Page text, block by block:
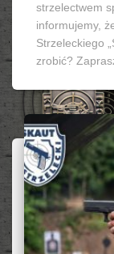
strzelectwem
informujemy,
Strzeleckiego
zrobić?